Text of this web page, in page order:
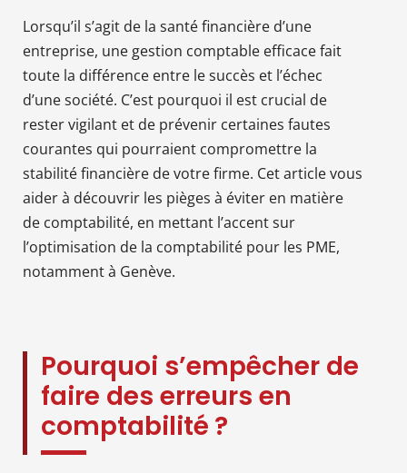
Lorsqu’il s’agit de la santé financière d’une
entreprise, une gestion comptable efficace fait
toute la différence entre le succès et l’échec
d’une société. C’est pourquoi il est crucial de
rester vigilant et de prévenir certaines fautes
courantes qui pourraient compromettre la
stabilité financière de votre firme. Cet article vous
aider à découvrir les pièges à éviter en matière
de comptabilité, en mettant l’accent sur
l’optimisation de la comptabilité pour les PME,
notamment à Genève.
Pourquoi s’empêcher de
faire des erreurs en
comptabilité ?